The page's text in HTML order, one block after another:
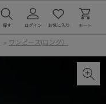
> ワンピース(ロング）